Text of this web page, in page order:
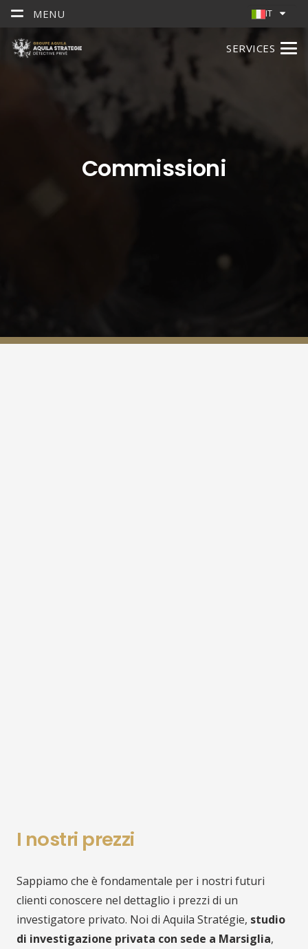
MENU IT
SERVICES
Commissioni
I nostri prezzi
Sappiamo che è fondamentale per i nostri futuri
clienti conoscere nel dettaglio i prezzi di un
investigatore privato. Noi di Aquila Stratégie, studio
di investigazione privata con sede a Marsiglia,